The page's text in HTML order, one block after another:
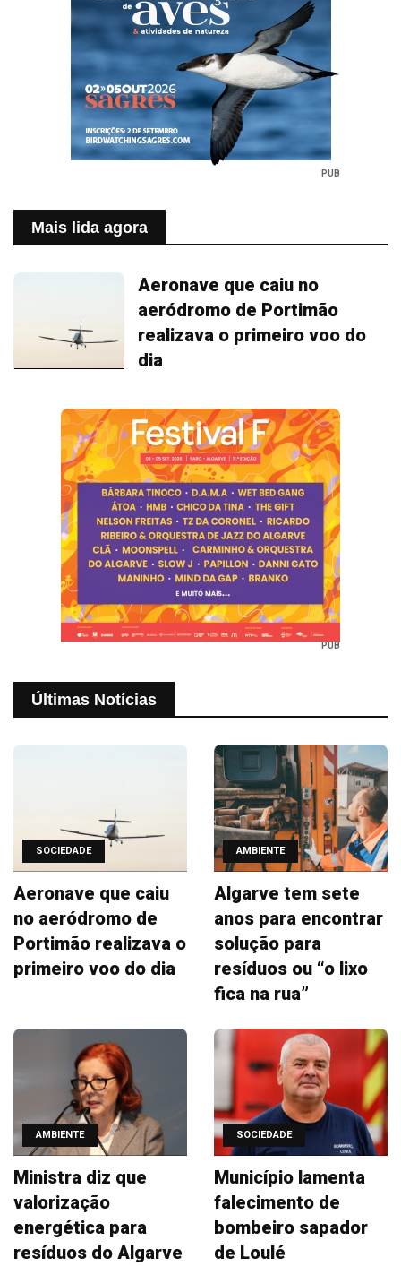
PUB
Mais lida agora
Aeronave que caiu no
aeródromo de Portimão
realizava o primeiro voo do
dia
PUB
Últimas Notícias
SOCIEDADE
Aeronave que caiu
no aeródromo de
Portimão realizava o
primeiro voo do dia
AMBIENTE
Algarve tem sete
anos para encontrar
solução para
resíduos ou “o lixo
fica na rua”
AMBIENTE
Ministra diz que
valorização
energética para
resíduos do Algarve
SOCIEDADE
Município lamenta
falecimento de
bombeiro sapador
de Loulé